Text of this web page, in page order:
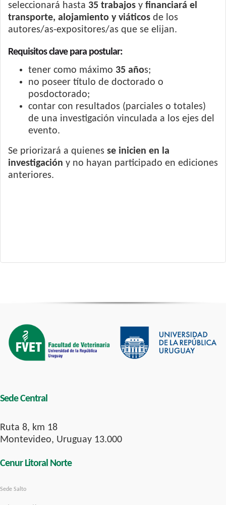
seleccionará hasta 35 trabajos y financiará el
transporte, alojamiento y viáticos de los
autores/as-expositores/as que se elijan.
Requisitos clave para postular:
tener como máximo 35 años;
no poseer título de doctorado o
posdoctorado;
contar con resultados (parciales o totales)
de una investigación vinculada a los ejes del
evento.
Se priorizará a quienes se inicien en la
investigación y no hayan participado en ediciones
anteriores.
Sede Central
Ruta 8, km 18
Montevideo, Uruguay 13.000
Cenur Litoral Norte
Sede Salto